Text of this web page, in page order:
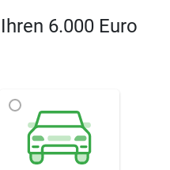
6.000 Euro